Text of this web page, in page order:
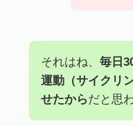
それはね、 毎日
運動（サイクリ
せたからだと思